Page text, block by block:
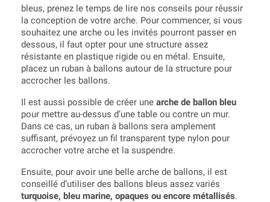
bleus, prenez le temps de lire nos conseils pour réussir
la conception de votre arche. Pour commencer, si vous
souhaitez une arche ou les invités pourront passer en
dessous, il faut opter pour une structure assez
résistante en plastique rigide ou en métal. Ensuite,
placez un ruban à ballons autour de la structure pour
accrocher les ballons.
Il est aussi possible de créer une arche de ballon bleu
pour mettre au-dessus d’une table ou contre un mur.
Dans ce cas, un ruban à ballons sera amplement
suffisant, prévoyez un fil transparent type nylon pour
accrocher votre arche et la suspendre.
Ensuite, pour avoir une belle arche de ballons, il est
conseillé d’utiliser des ballons bleus assez variés
turquoise, bleu marine, opaques ou encore métallisés.